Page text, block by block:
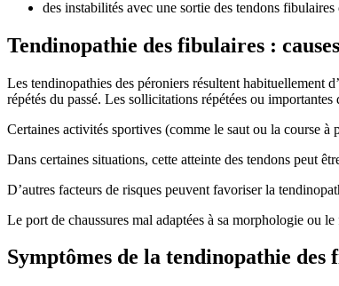
des instabilités avec une sortie des tendons
Tendinopathie des fibulaires :
Les tendinopathies des péroniers résultent habituellement
répétés du passé. Les sollicitations répétées ou
Certaines activités sportives (comme le saut ou la course
Dans certaines situations, cette atteinte des tendons peut
D’autres facteurs de risques peuvent favoriser la
Le port de chaussures mal adaptées à sa morphologie ou
Symptômes de la tendinopathie